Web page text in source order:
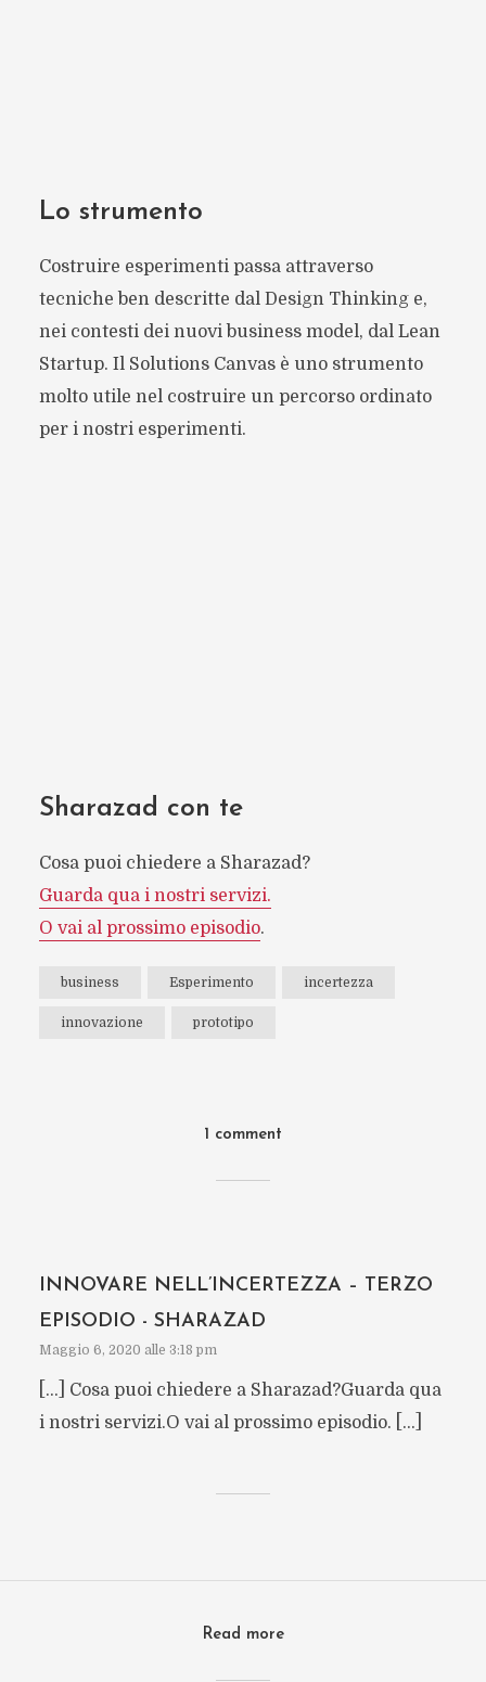
Lo strumento
Costruire esperimenti passa attraverso
tecniche ben descritte dal Design Thinking e,
nei contesti dei nuovi business model, dal Lean
Startup. Il Solutions Canvas è uno strumento
molto utile nel costruire un percorso ordinato
per i nostri esperimenti.
Sharazad con te
Cosa puoi chiedere a Sharazad?
Guarda qua i nostri servizi.
O vai al prossimo episodio.
business Esperimento incertezza
innovazione prototipo
1 comment
INNOVARE NELL’INCERTEZZA – TERZO
EPISODIO - SHARAZAD
Maggio 6, 2020 alle 3:18 pm
[…] Cosa puoi chiedere a Sharazad?Guarda qua
i nostri servizi.O vai al prossimo episodio. […]
Read more